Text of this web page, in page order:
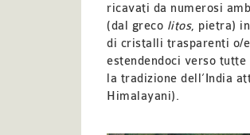
ricavati da numerosi
(dal greco litos, pietra)
di cristalli trasparenti o/
estendendoci verso
la tradizione dell’India
Himalayani).